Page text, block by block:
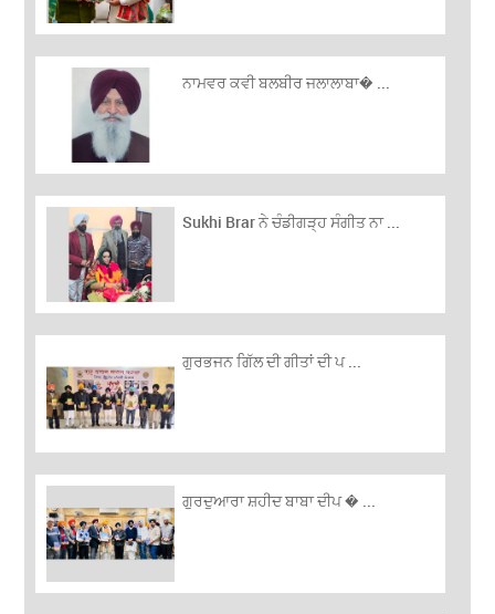
ਨਾਮਵਰ ਕਵੀ ਬਲਬੀਰ ਜਲਾਲਾਬਾ� ...
Sukhi Brar ਨੇ ਚੰਡੀਗੜ੍ਹ ਸੰਗੀਤ ਨਾ ...
ਗੁਰਭਜਨ ਗਿੱਲ ਦੀ ਗੀਤਾਂ ਦੀ ਪ ...
ਗੁਰਦੁਆਰਾ ਸ਼ਹੀਦ ਬਾਬਾ ਦੀਪ � ...